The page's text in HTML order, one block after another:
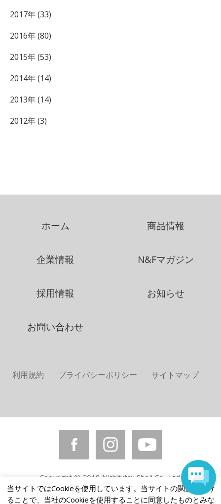
2017年 (33)
2016年 (80)
2015年 (53)
2014年 (14)
2013年 (14)
2012年 (3)
ホーム 商品情報
企業情報 N&Fマガジン
採用情報 お知らせ
お問い合わせ
利用規約 プライバシーポリシー サイトマップ
Copyright © 2018 Nichifutsu Shoji Co., Ltd.
All rights reserved.
当サイトではCookieを使用しています。当サイトの閲覧を続け
ることで、当社のCookieを使用することに同意したものとみな